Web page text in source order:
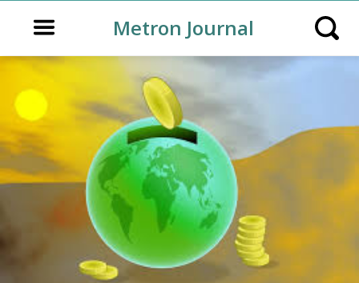
Open main menuMetron Journal Open